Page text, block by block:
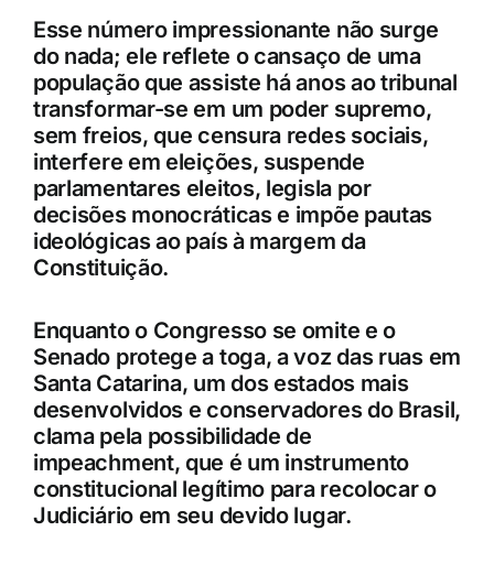
Esse número impressionante não surge
do nada; ele reflete o cansaço de uma
população que assiste há anos ao tribunal
transformar-se em um poder supremo,
sem freios, que censura redes sociais,
interfere em eleições, suspende
parlamentares eleitos, legisla por
decisões monocráticas e impõe pautas
ideológicas ao país à margem da
Constituição.
Enquanto o Congresso se omite e o
Senado protege a toga, a voz das ruas em
Santa Catarina, um dos estados mais
desenvolvidos e conservadores do Brasil,
clama pela possibilidade de
impeachment, que é um instrumento
constitucional legítimo para recolocar o
Judiciário em seu devido lugar.